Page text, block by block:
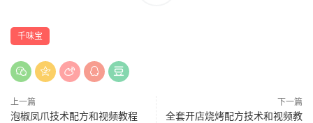
千味宝
上一篇
泡椒凤爪技术配方和视频教程
下一篇
全套开店烧烤配方技术和视频教